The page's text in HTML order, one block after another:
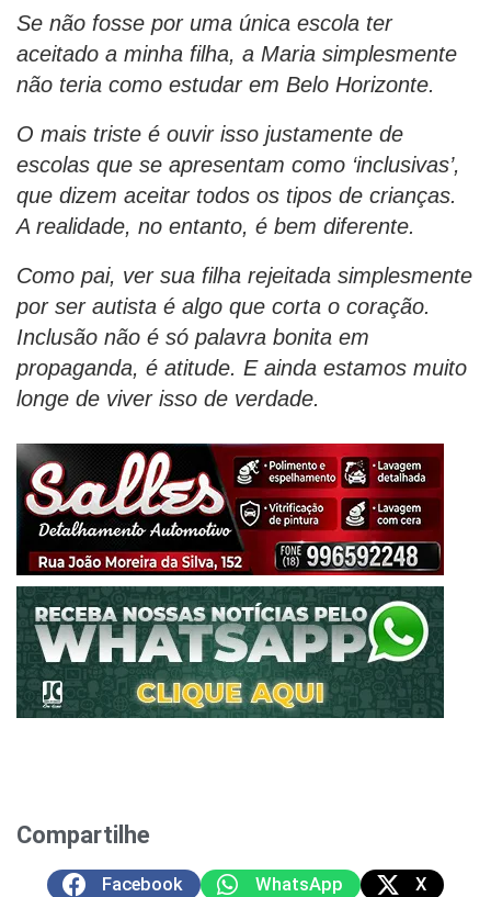
Se não fosse por uma única escola ter
aceitado a minha filha, a Maria simplesmente
não teria como estudar em Belo Horizonte.
O mais triste é ouvir isso justamente de
escolas que se apresentam como ‘inclusivas’,
que dizem aceitar todos os tipos de crianças.
A realidade, no entanto, é bem diferente.
Como pai, ver sua filha rejeitada simplesmente
por ser autista é algo que corta o coração.
Inclusão não é só palavra bonita em
propaganda, é atitude. E ainda estamos muito
longe de viver isso de verdade.
Compartilhe
Facebook WhatsApp X